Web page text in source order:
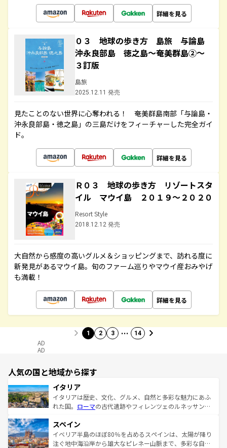
詳細を見る
０３ 地球の歩き方 島旅 与論島
沖永良部島 徳之島～奄美群島②～
３訂版
島旅
2025.12.11 発売
見たことのない世界に心奪われる！ 奄美群島南部「与論島・
沖永良部島・徳之島」の三島だけをフィーチャーした完全ガイ
ド。
詳細を見る
Ｒ０３ 地球の歩き方 リゾートスタ
イル マウイ島 ２０１９～２０２０
Resort Style
2018.12.12 発売
大自然から感度の高いグルメ＆ショッピングまで、訪れる度に
新発見があるマウイ島。旬のファーム巡りやマウイ産おみやげ
も満載！
詳細を見る
1 2 3 … 14
AD
AD
人気の国と地域から探す
イタリア
イタリアは歴史、文化、グルメ、自然と多彩な魅力にあふ
れた国。 ローマの古代遺跡やフィレンツェのルネッサンス
ろん、トスカーナの美しい田園風景やアマルフィ海岸の絶
景など、自然景観も見逃せない。観光の合間には、本場の
ピザやパスタなど、絶品のイタリア料理を堪能することも
スペイン
イベリア半島のほぼ80％を占めるスペインは、太陽が降り
注ぐ地中海沿岸から雄大なピレネー山脈まで、多彩な自然